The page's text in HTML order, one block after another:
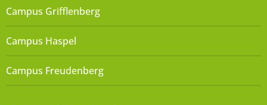
Campus Grifflenberg
Campus Haspel
Campus Freudenberg